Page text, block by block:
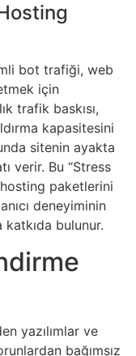
bot trafiği, web
için
trafik baskısı,
kapasitesini
sitenin ayakta
verir. Bu “Stress
hosting paketlerini
deneyiminin
katkıda bulunur.
yazılımlar ve
bağımsız